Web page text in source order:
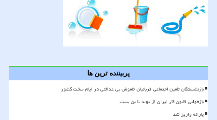
پربیننده ترین ها
بازنشستگان تأمین اجتماعی قربانیان خاموش بی عدالتی در ایام سخت کشور
بازخوانی قانون کار ایران از تولد تا بن بست
یارانه واریز شد